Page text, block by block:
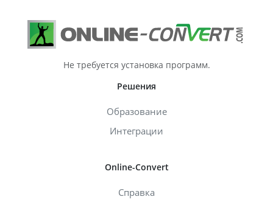
Не требуется установка программ.
Решения
Образование
Интеграции
Online-Convert
Справка